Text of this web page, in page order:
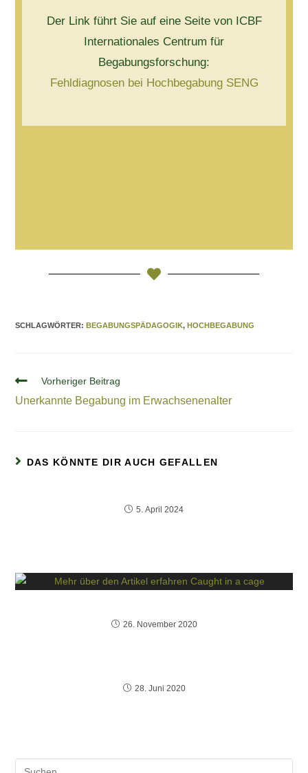
Der Link führt Sie auf eine Seite von ICBF
Internationales Centrum für
Begabungsforschung:
Fehldiagnosen bei Hochbegabung SENG
SCHLAGWÖRTER:BEGABUNGSPÄDAGOGIK, HOCHBEGABUNG
Vorheriger Beitrag
Unerkannte Begabung im Erwachsenenalter
DAS KÖNNTE DIR AUCH GEFALLEN
5. April 2024
26. November 2020
28. Juni 2020